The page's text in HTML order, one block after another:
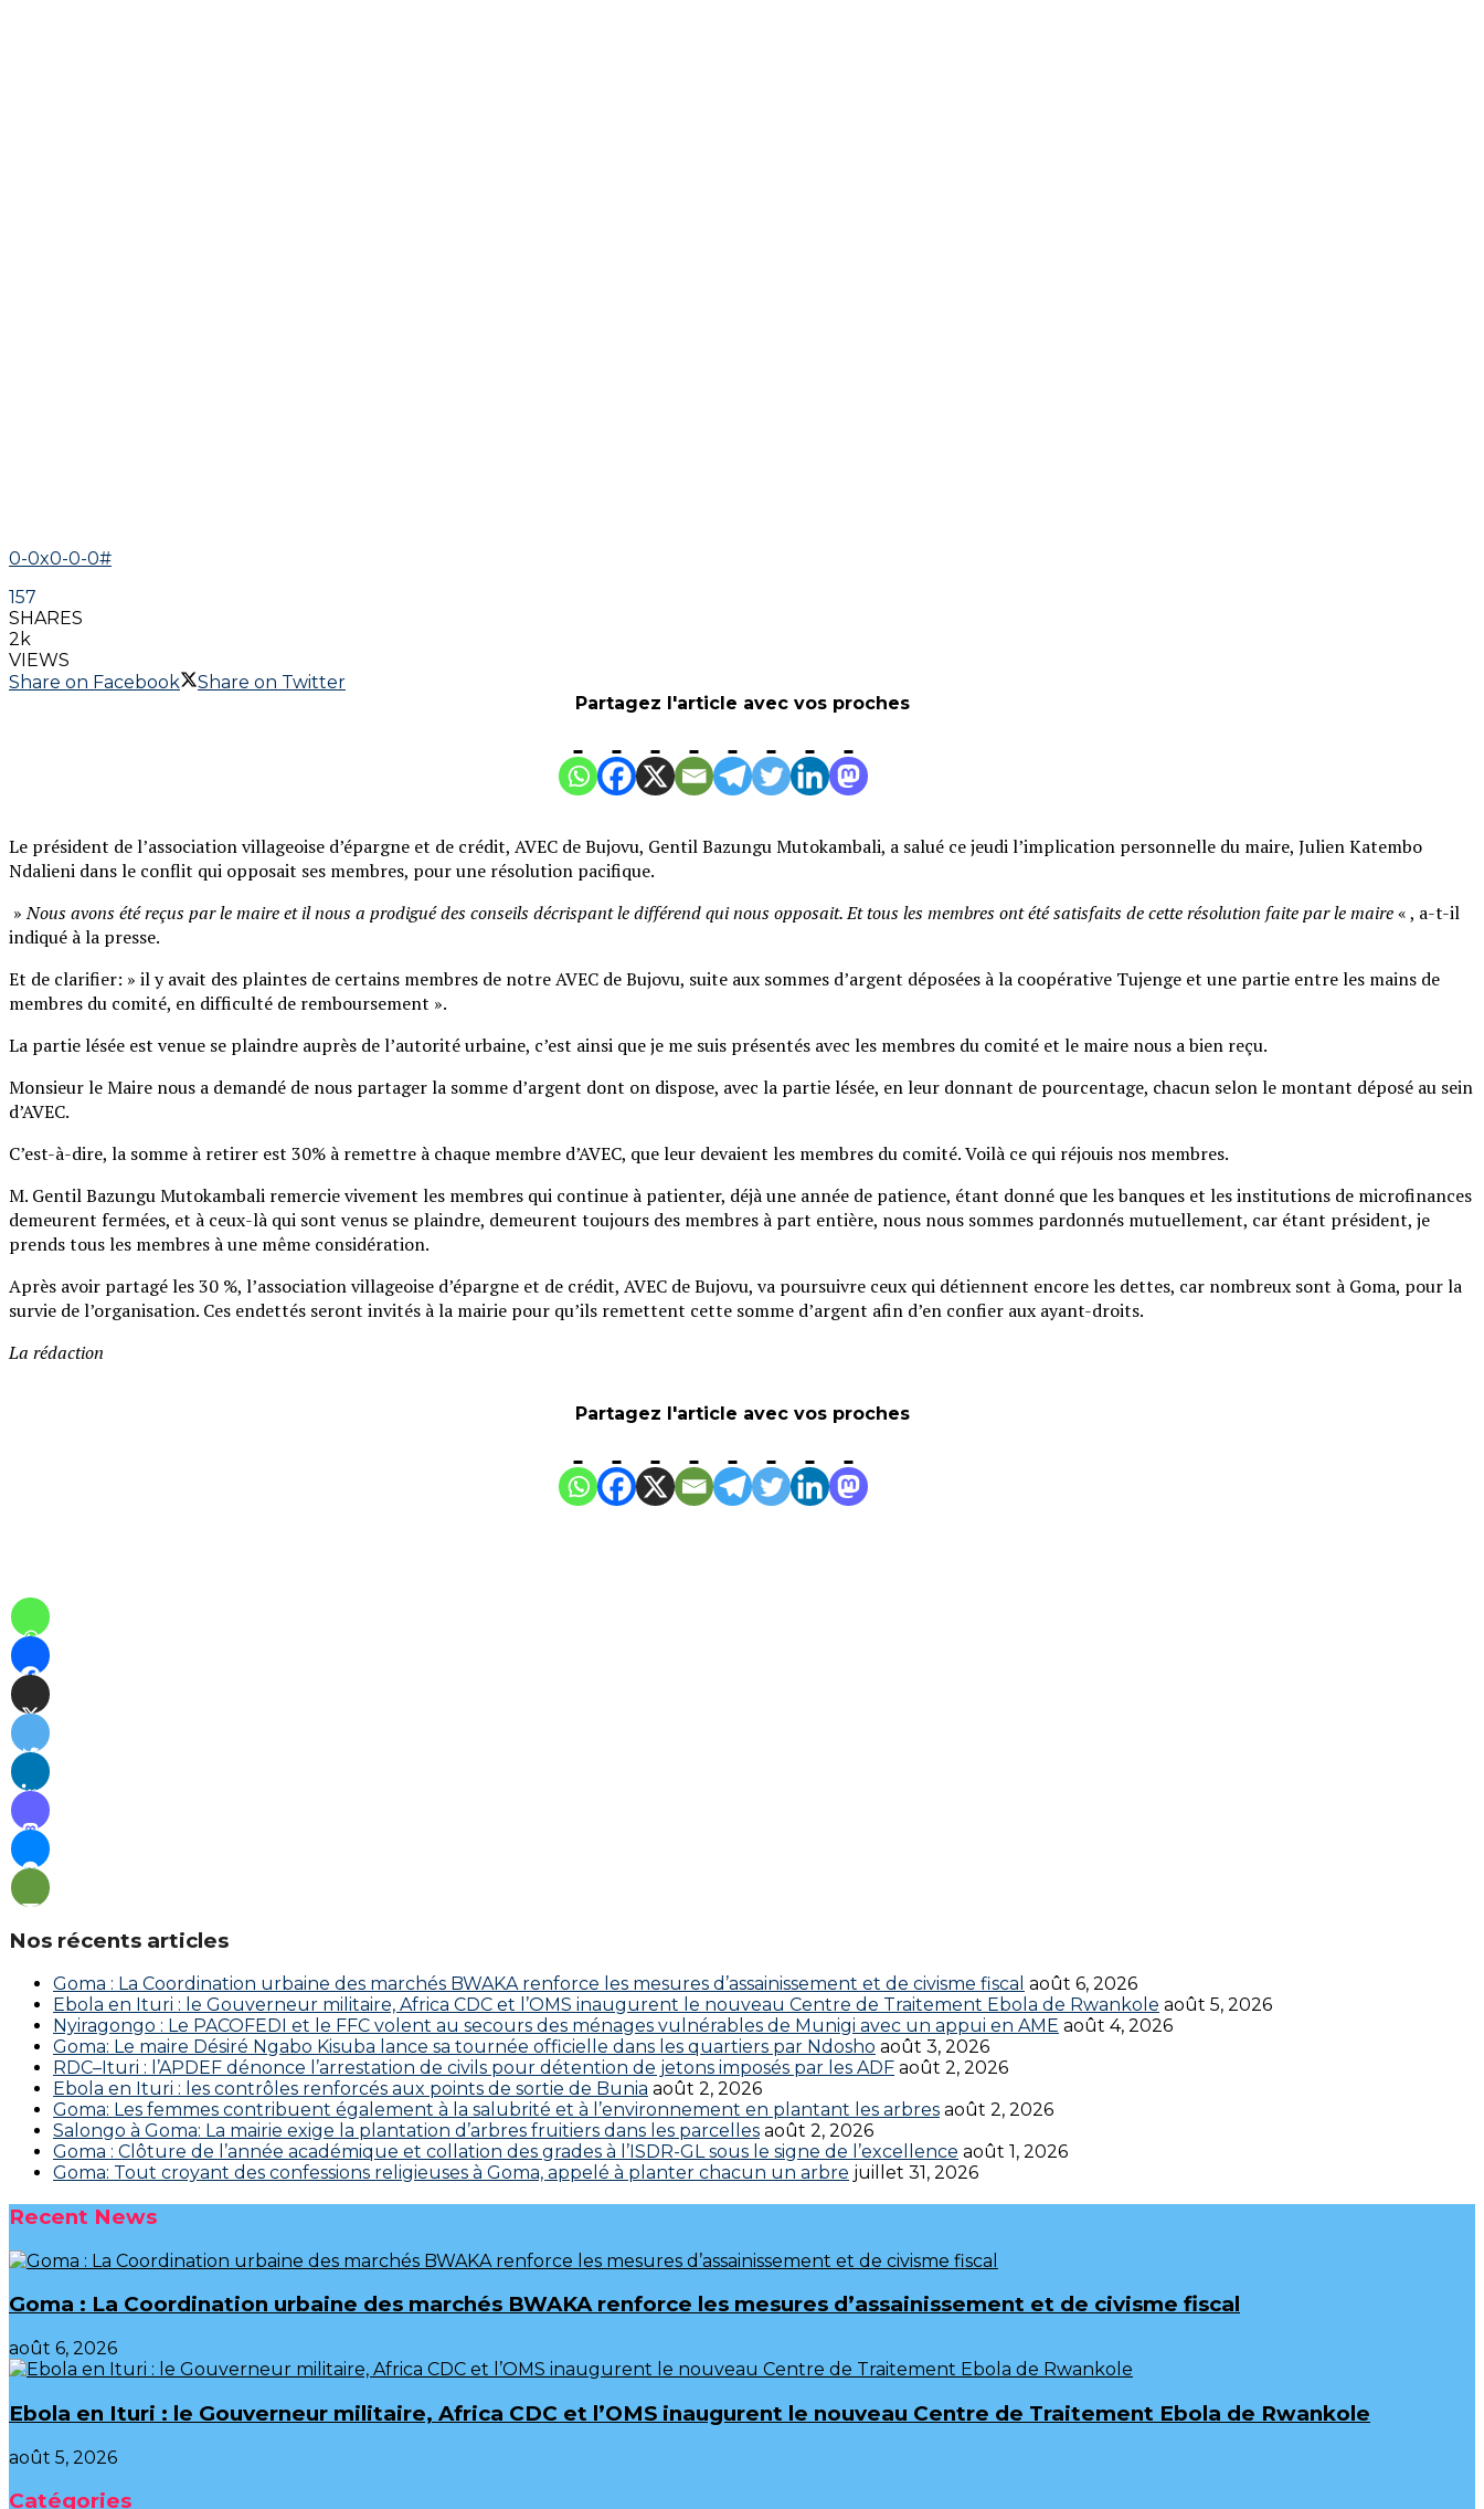
0-0x0-0-0#
157
SHARES
2k
VIEWS
Share on Facebook
Share on Twitter
Partagez l'article avec vos proches
Le président de l’association villageoise d’épargne et de crédit, AVEC de Bujovu, Gentil Bazungu Mutokambali, a salué ce jeudi l’implication personnelle du maire, Julien Katembo
Ndalieni dans le conflit qui opposait ses membres, pour une résolution pacifique.
»Nous avons été reçus par le maire et il nous a prodigué des conseils décrispant le différend qui nous opposait. Et tous les membres ont été satisfaits de cette résolution faite par le maire« , a-t-il
indiqué à la presse.
Et de clarifier: » il y avait des plaintes de certains membres de notre AVEC de Bujovu, suite aux sommes d’argent déposées à la coopérative Tujenge et une partie entre les mains de
membres du comité, en difficulté de remboursement ».
La partie lésée est venue se plaindre auprès de l’autorité urbaine, c’est ainsi que je me suis présentés avec les membres du comité et le maire nous a bien reçu.
Monsieur le Maire nous a demandé de nous partager la somme d’argent dont on dispose, avec la partie lésée, en leur donnant de pourcentage, chacun selon le montant déposé au sein
d’AVEC.
C’est-à-dire, la somme à retirer est 30% à remettre à chaque membre d’AVEC, que leur devaient les membres du comité. Voilà ce qui réjouis nos membres.
M. Gentil Bazungu Mutokambali remercie vivement les membres qui continue à patienter, déjà une année de patience, étant donné que les banques et les institutions de microfinances
demeurent fermées, et à ceux-là qui sont venus se plaindre, demeurent toujours des membres à part entière, nous nous sommes pardonnés mutuellement, car étant président, je
prends tous les membres à une même considération.
Après avoir partagé les 30 %, l’association villageoise d’épargne et de crédit, AVEC de Bujovu, va poursuivre ceux qui détiennent encore les dettes, car nombreux sont à Goma, pour la
survie de l’organisation. Ces endettés seront invités à la mairie pour qu’ils remettent cette somme d’argent afin d’en confier aux ayant-droits.
La rédaction
Partagez l'article avec vos proches
Nos récents articles
Goma : La Coordination urbaine des marchés BWAKA renforce les mesures d’assainissement et de civisme fiscal août 6, 2026
Ebola en Ituri : le Gouverneur militaire, Africa CDC et l’OMS inaugurent le nouveau Centre de Traitement Ebola de Rwankole août 5, 2026
‎Nyiragongo : Le PACOFEDI et le FFC volent au secours des ménages vulnérables de Munigi avec un appui en AME‎‎ août 4, 2026
Goma: Le maire Désiré Ngabo Kisuba lance sa tournée officielle dans les quartiers par Ndosho août 3, 2026
RDC–Ituri : l’APDEF dénonce l’arrestation de civils pour détention de jetons imposés par les ADF août 2, 2026
Ebola en Ituri : les contrôles renforcés aux points de sortie de Bunia août 2, 2026
Goma: Les femmes contribuent également à la salubrité et à l’environnement en plantant les arbres août 2, 2026
Salongo à Goma: La mairie exige la plantation d’arbres fruitiers dans les parcelles août 2, 2026
Goma : Clôture de l’année académique et collation des grades à l’ISDR-GL sous le signe de l’excellence août 1, 2026
Goma: Tout croyant des confessions religieuses à Goma, appelé à planter chacun un arbre juillet 31, 2026
Recent News
Goma : La Coordination urbaine des marchés BWAKA renforce les mesures d’assainissement et de civisme fiscal
août 6, 2026
Ebola en Ituri : le Gouverneur militaire, Africa CDC et l’OMS inaugurent le nouveau Centre de Traitement Ebola de Rwankole
août 5, 2026
Catégories